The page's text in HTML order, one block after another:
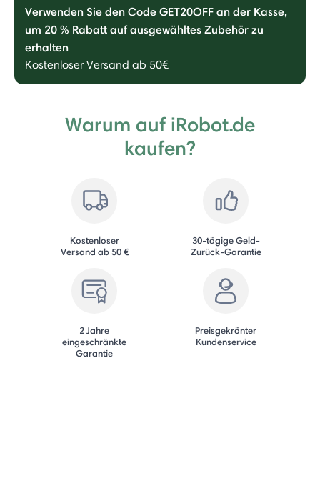
Verwenden Sie den Code GET20OFF an der Kasse,
um 20 % Rabatt auf ausgewähltes Zubehör zu
erhalten
Kostenloser Versand ab 50€
Warum auf iRobot.de
kaufen?
Kostenloser
Versand ab 50 €
30-tägige Geld-
Zurück-Garantie
2 Jahre
eingeschränkte
Garantie
Preisgekrönter
Kundenservice